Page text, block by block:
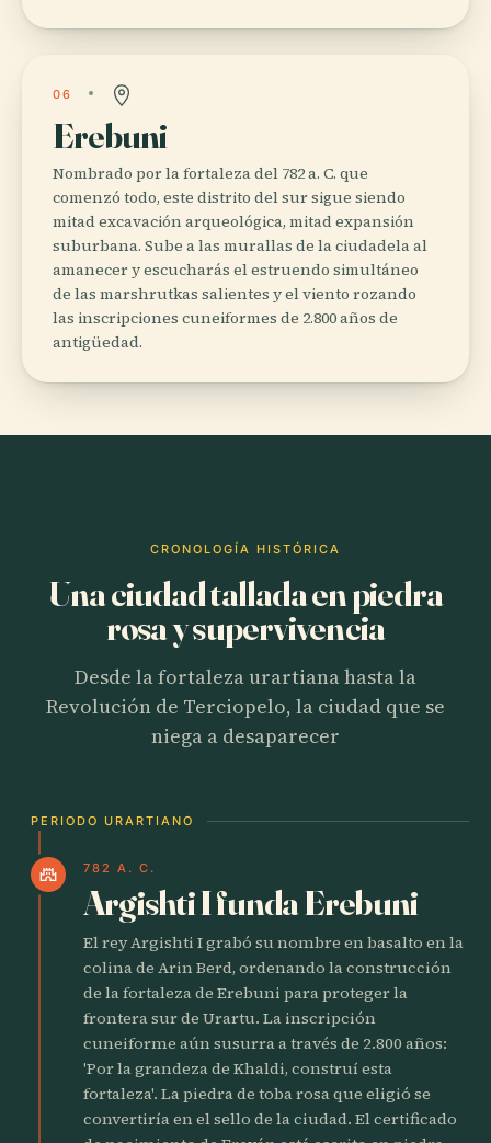
06
Erebuni
Nombrado por la fortaleza del 782 a. C. que
comenzó todo, este distrito del sur sigue siendo
mitad excavación arqueológica, mitad expansión
suburbana. Sube a las murallas de la ciudadela al
amanecer y escucharás el estruendo simultáneo
de las marshrutkas salientes y el viento rozando
las inscripciones cuneiformes de 2.800 años de
antigüedad.
CRONOLOGÍA HISTÓRICA
Una ciudad tallada en piedra
rosa y supervivencia
Desde la fortaleza urartiana hasta la
Revolución de Terciopelo, la ciudad que se
niega a desaparecer
PERIODO URARTIANO
castle 782 A. C.
Argishti I funda Erebuni
El rey Argishti I grabó su nombre en basalto en la
colina de Arin Berd, ordenando la construcción
de la fortaleza de Erebuni para proteger la
frontera sur de Urartu. La inscripción
cuneiforme aún susurra a través de 2.800 años:
'Por la grandeza de Khaldi, construí esta
fortaleza'. La piedra de toba rosa que eligió se
convertiría en el sello de la ciudad. El certificado